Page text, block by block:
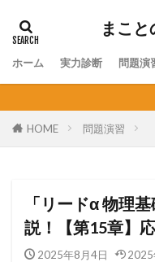
まこ
ホーム 実力診断 問題演
HOME 問題演習
「リードα 物理
説！【第15章】
2025年8月4日 2025